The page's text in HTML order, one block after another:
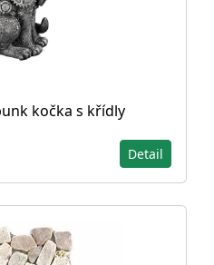
kočka s křídly
Detail